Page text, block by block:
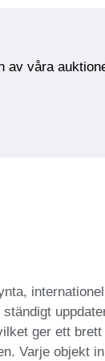
av våra
ger ett
Varje objekt